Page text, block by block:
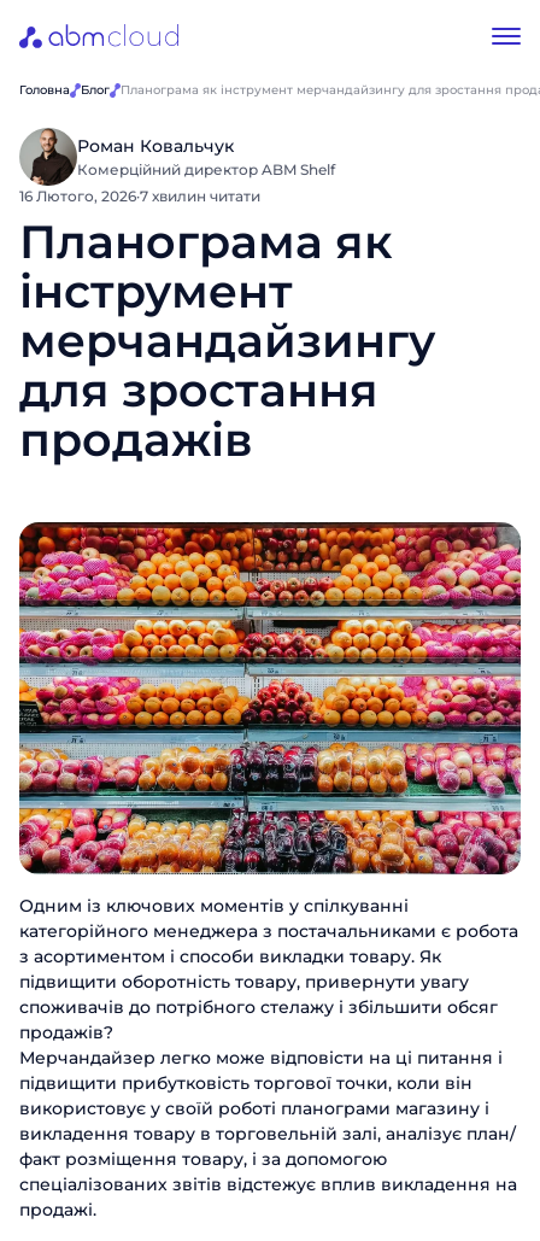
Головна Блог Планограма як інструмент мерчандайзингу для зростання
Роман Ковальчук
Комерційний директор ABM Shelf
16 Лютого, 2026·7 хвилин читати
Планограма як
інструмент
мерчандайзингу
для зростання
продажів
Одним із ключових моментів у спілкуванні
категорійного менеджера з постачальниками є робота
з асортиментом і способи викладки товару. Як
підвищити оборотність товару, привернути увагу
споживачів до потрібного стелажу і збільшити обсяг
продажів?
Мерчандайзер легко може відповісти на ці питання і
підвищити прибутковість торгової точки, коли він
використовує у своїй роботі планограми магазину і
викладення товару в торговельній залі, аналізує план/
факт розміщення товару, і за допомогою
спеціалізованих звітів відстежує вплив викладення на
продажі.